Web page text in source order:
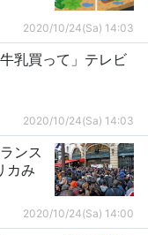
2020/10/24(Sa) 14:03
乳買って」テレビ
2020/10/24(Sa) 14:03
ンス
カみ
2020/10/24(Sa) 14:00